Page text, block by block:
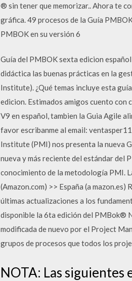
® sin tener que memorizar.. Ahora te
gráfica. 49 procesos de la Guía
PMBOK en su versión 6
Guía del PMBOK sexta edicion
didáctica las buenas prácticas en la
Institute). ¿Qué temas incluye esta
edicion. Estimados amigos cuento con
V9 en español, tambien la Guia Agile
favor escribanme al email:
Institute (PMI) nos presenta la nueva
nueva y más reciente del estándar del
conocimiento de la metodología PMI.
(Amazon.com) >> España (a
últimas actualizaciones a los
disponible la 6ta edición del PMBok®
modificada de nuevo por el Project
grupos de procesos que todos los
NOTA: Las siguientes